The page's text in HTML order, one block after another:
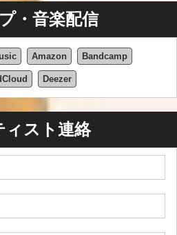
・音楽配信
Amazon Bandcamp
Deezer
ィスト連絡